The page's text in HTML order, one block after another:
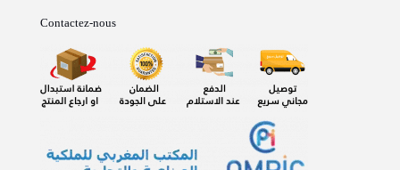
Contactez-nous